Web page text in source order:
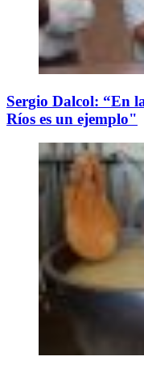
Sergio Dalcol: “En
Ríos es un ejemplo"